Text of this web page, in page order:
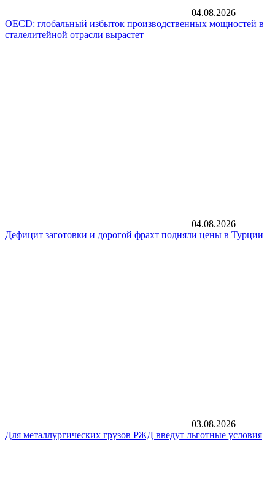
04.08.2026
OECD: глобальный избыток производственных мощностей в
сталелитейной отрасли вырастет
04.08.2026
Дефицит заготовки и дорогой фрахт подняли цены в Турции
03.08.2026
Для металлургических грузов РЖД введут льготные условия